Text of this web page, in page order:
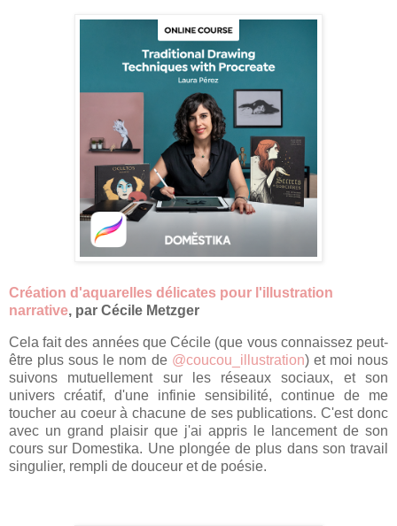
Création d'aquarelles délicates pour l'illustration
narrative, par Cécile Metzger
Cela fait des années que Cécile (que vous connaissez peut-
être plus sous le nom de @coucou_illustration) et moi nous
suivons mutuellement sur les réseaux sociaux, et son
univers créatif, d'une infinie sensibilité, continue de me
toucher au coeur à chacune de ses publications. C'est donc
avec un grand plaisir que j'ai appris le lancement de son
cours sur Domestika. Une plongée de plus dans son travail
singulier, rempli de douceur et de poésie.